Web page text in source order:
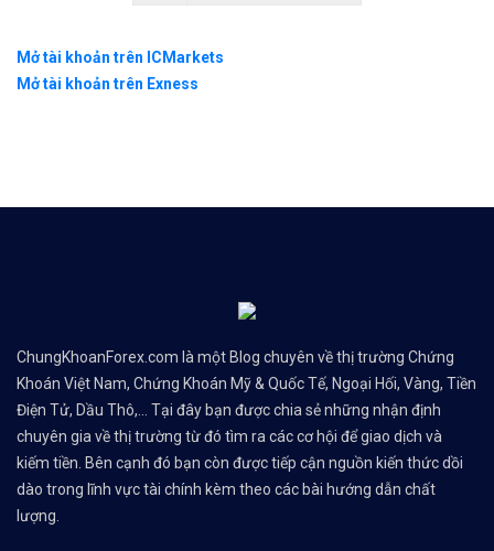
Mở tài khoản trên ICMarkets
Mở tài khoản trên Exness
ChungKhoanForex.com là một Blog chuyên về thị trường Chứng
Khoán Việt Nam, Chứng Khoán Mỹ & Quốc Tế, Ngoại Hối, Vàng, Tiền
Điện Tử, Dầu Thô,... Tại đây bạn được chia sẻ những nhận định
chuyên gia về thị trường từ đó tìm ra các cơ hội để giao dịch và
kiếm tiền. Bên cạnh đó bạn còn được tiếp cận nguồn kiến thức dồi
dào trong lĩnh vực tài chính kèm theo các bài hướng dẫn chất
lượng.